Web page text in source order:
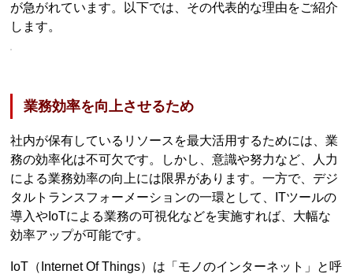
が急がれています。以下では、その代表的な理由をご紹介
します。
業務効率を向上させるため
社内が保有しているリソースを最大活用するためには、業
務の効率化は不可欠です。しかし、意識や努力など、人力
による業務効率の向上には限界があります。一方で、デジ
タルトランスフォーメーションの一環として、ITツールの
導入やIoTによる業務の可視化などを実施すれば、大幅な
効率アップが可能です。
IoT（Internet Of Things）は「モノのインターネット」と呼